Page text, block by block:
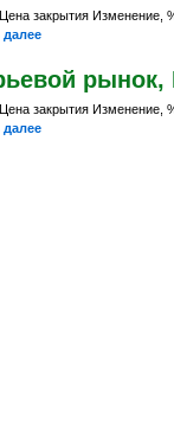
закрытия Изменение,
далее
рынок,
закрытия Изменение,
далее